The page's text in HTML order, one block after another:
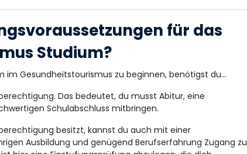
für das
Studium?
im Gesundheitstourismus zu beginnen, benötigst du...
Das bedeutet, du musst Abitur, eine
Schulabschluss mitbringen.
besitzt, kannst du auch mit einer
Ausbildung und genügend Berufserfahrung Zugang zu